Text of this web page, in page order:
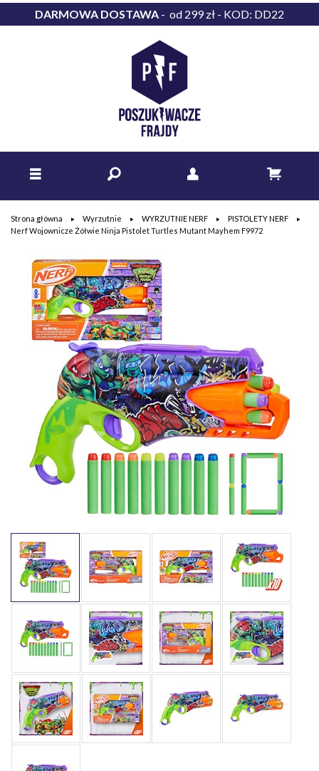
DARMOWA DOSTAWA - od 299 zł - KOD: DD22
Strona główna Wyrzutnie WYRZUTNIE NERF
PISTOLETY NERF
Nerf Wojownicze Żółwie Ninja Pistolet Turtles Mutant Mayhem F9972